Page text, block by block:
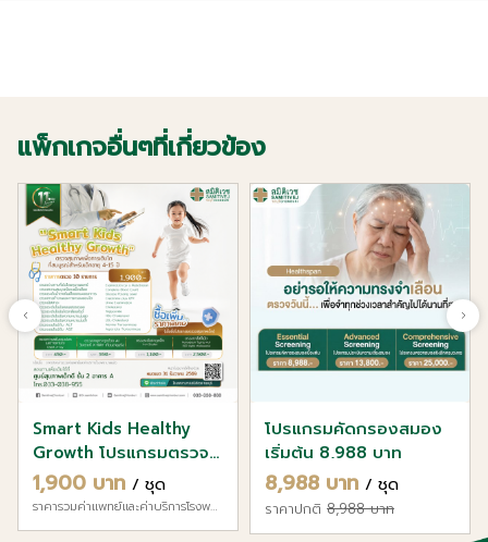
แพ็กเกจอื่นๆที่เกี่ยวข้อง
Smart Kids Healthy
Growth โปรแกรมตรวจ
สุขภาพสำหรับ เด็กอายุ
4–15 ปี
1,900 บาท / ชุด
ราคารวมค่าแพทย์และค่าบริการโรงพยาบาลแล้ว
โปรแกรมคัดกรองสมอง
เริ่มต้น 8,988 บาท
8,988 บาท / ชุด
ราคาปกติ 8,988 บาท